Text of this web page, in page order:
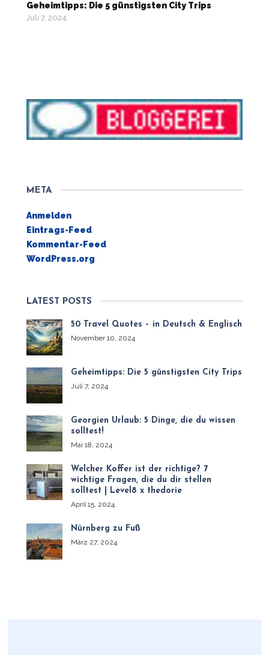
Geheimtipps: Die 5 günstigsten City Trips
Juli 7, 2024
META
Anmelden
Eintrags-Feed
Kommentar-Feed
WordPress.org
LATEST POSTS
50 Travel Quotes – in Deutsch & Englisch
November 10, 2024
Geheimtipps: Die 5 günstigsten City Trips
Juli 7, 2024
Georgien Urlaub: 5 Dinge, die du wissen
solltest!
Mai 18, 2024
Welcher Koffer ist der richtige? 7
wichtige Fragen, die du dir stellen
solltest | Level8 x thedorie
April 15, 2024
Nürnberg zu Fuß
März 27, 2024